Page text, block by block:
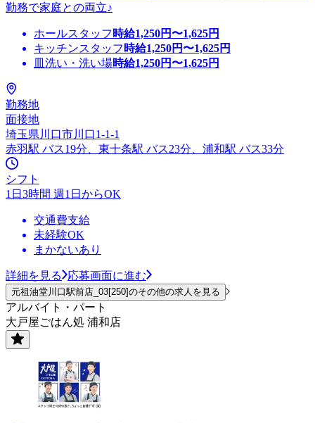
勤務で家庭との両立♪
ホールスタッフ 時給1,250円〜1,625円
キッチンスタッフ 時給1,250円〜1,625円
皿洗い・洗い場時給1,250円〜1,625円
勤務地
面接地
埼玉県川口市川口1-1-1
赤羽駅 バス19分、東十条駅 バス23分、浦和駅 バス33分
シフト
1日3時間 週1日からOK
交通費支給
未経験OK
まかないあり
詳細を見る 応募画面に進む
元祖油堂川口駅前店_03[250]のその他の求人を見る
アルバイト・パート
大戸屋ごはん処 浦和店